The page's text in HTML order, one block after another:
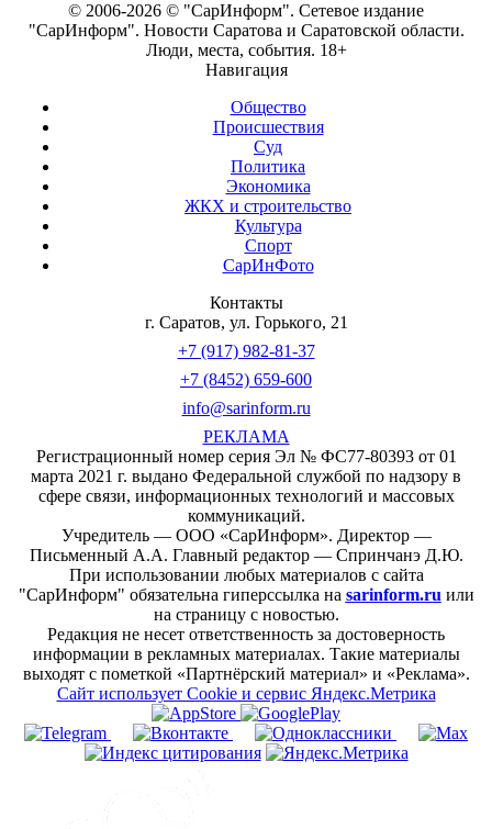
© 2006-2026 © "СарИнформ". Сетевое издание
"СарИнформ". Новости Саратова и Саратовской области.
Люди, места, события. 18+
Навигация
Общество
Происшествия
Суд
Политика
Экономика
ЖКХ и строительство
Культура
Спорт
СарИнФото
Контакты
г. Саратов, ул. Горького, 21
+7 (917) 982-81-37
+7 (8452) 659-600
info@sarinform.ru
РЕКЛАМА
Регистрационный номер серия Эл № ФС77-80393 от 01
марта 2021 г. выдано Федеральной службой по надзору в
сфере связи, информационных технологий и массовых
коммуникаций.
Учредитель — ООО «СарИнформ». Директор —
Письменный А.А. Главный редактор — Спринчанэ Д.Ю.
При использовании любых материалов с сайта
"СарИнформ" обязательна гиперссылка на sarinform.ru или
на страницу с новостью.
Редакция не несет ответственность за достоверность
информации в рекламных материалах. Такие материалы
выходят с пометкой «Партнёрский материал» и «Реклама».
Сайт использует Cookie и сервиc Яндекс.Метрика